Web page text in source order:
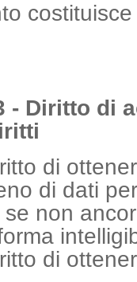
- Diritto di
di
di dati
non
di